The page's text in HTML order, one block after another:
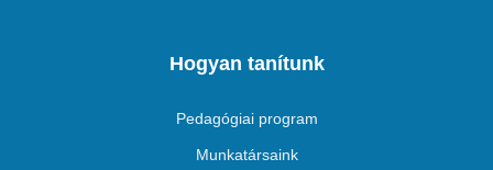
Hogyan tanítunk
Pedagógiai program
Munkatársaink